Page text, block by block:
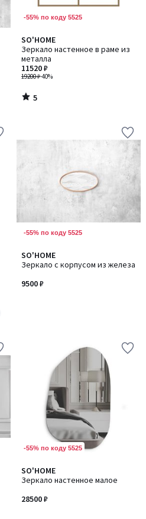
-55% по коду 5525
SO'HOME
Зеркало настенное в раме из
металла
19200 ₽-40%
11520 ₽
5
/
5
5
/
-55% по коду 5525
SO'HOME
Зеркало с корпусом из железа
9500 ₽
-55% по коду 5525
SO'HOME
Зеркало настенное малое
28500 ₽